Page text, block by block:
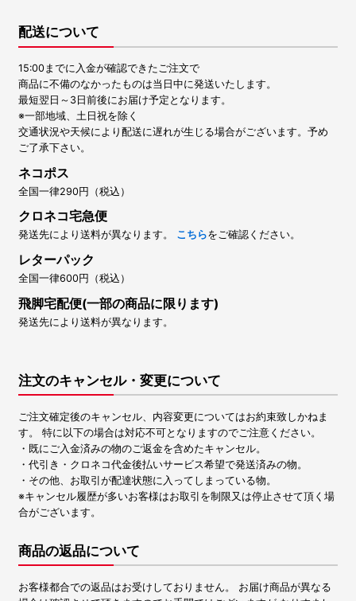
配送について
15:00までに入金が確認できたご注文で
商品に不備のなかったものは当日中に発送いたします。
最短翌日～3日前後にお届け予定となります。
※一部地域、土日祝を除く
交通状況や天候により配送に遅れが生じる場合がございます。予め
ご了承下さい。
ネコポス
全国一律290円（税込）
クロネコ宅急便
発送先により送料が異なります。 こちらをご確認ください。
レターパック
全国一律600円（税込）
飛脚宅配便(一部の商品に限ります)
発送先により送料が異なります。
注文のキャンセル・変更について
ご注文確定後のキャンセル、内容変更についてはお約束致しかねま
す。 特に以下の場合は対応不可となりますのでご注意ください。
・既にご入金済みの物のご返金を含めたキャンセル。
・代引き・クロネコ代金後払いサービス希望で発送済みの物。
・その他、お取引が配達状態に入ってしまっている物。
※キャンセル履歴が多いお客様はお取引を制限又は停止させて頂く場
合がございます。
商品の返品について
お客様都合での返品はお受けしておりません。 お届け商品が異なる